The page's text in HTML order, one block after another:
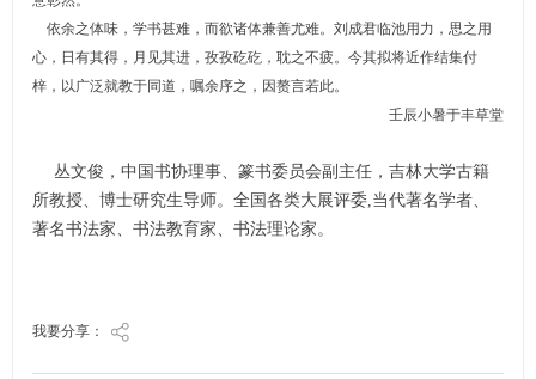
依余之体味，学书甚难，而欲诸体兼善尤难。刘成君临池用力，思之用
心，日有其得，月见其进，孜孜矻矻，耽之不疲。今其拟将近作结集付
梓，以广泛就教于同道，嘱余序之，因赘言若此。
壬辰小暑于丰草堂
丛文俊，中国书协理事、篆书委员会副主任，吉林大学古籍
所教授、博士研究生导师。全国各类大展评委,当代著名学者、
著名书法家、书法教育家、书法理论家。
我要分享：